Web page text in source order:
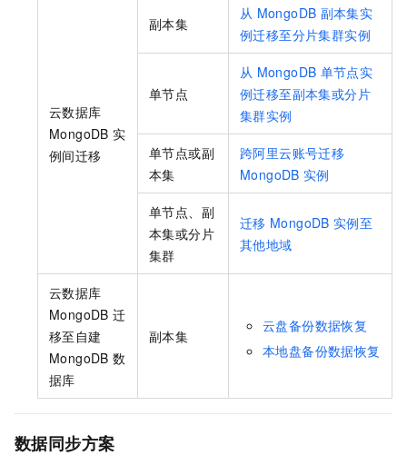
云数据库
MongoDB 实
例间迁移
副本集
从 MongoDB 副本集实
例迁移至分片集群实例
单节点
从 MongoDB 单节点实
例迁移至副本集或分片
集群实例
单节点或副
本集
跨阿里云账号迁移
MongoDB 实例
单节点、副
本集或分片
集群
迁移 MongoDB 实例至
其他地域
云数据库
MongoDB 迁
移至自建
MongoDB 数
据库
副本集
云盘备份数据恢复
本地盘备份数据恢复
数据同步方案